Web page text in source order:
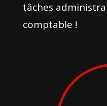
tâches
comptable !